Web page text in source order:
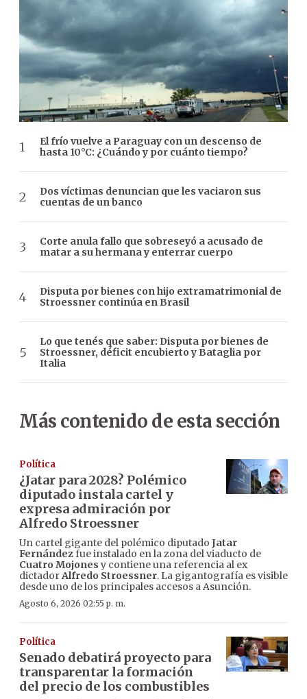
El frío vuelve a Paraguay con un descenso de
hasta 10°C: ¿Cuándo y por cuánto tiempo?
Dos víctimas denuncian que les vaciaron sus
cuentas de un banco
Corte anula fallo que sobreseyó a acusado de
matar a su hermana y enterrar cuerpo
Disputa por bienes con hijo extramatrimonial de
Stroessner continúa en Brasil
Lo que tenés que saber: Disputa por bienes de
Stroessner, déficit encubierto y Bataglia por
Italia
Más contenido de esta sección
Política
¿Jatar para 2028? Polémico
diputado instala cartel y
expresa admiración por
Alfredo Stroessner
Un cartel gigante del polémico diputado Jatar
Fernándezfue instalado en la zona del viaducto de
Cuatro Mojones y contiene una referencia al ex
dictadorAlfredo Stroessner. La gigantografía es visible
desde uno de los principales accesos a Asunción.
Agosto 6, 2026 02:55 p. m.
Política
Senado debatirá proyecto para
transparentar la formación
del precio de los combustibles